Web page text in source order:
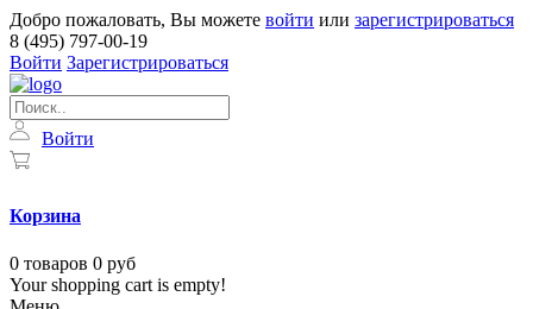
Добро пожаловать, Вы можете войти или зарегистрироваться
8 (495) 797-00-19
Войти Зарегистрироваться
Войти
Корзина
0 товаров 0 руб
Your shopping cart is empty!